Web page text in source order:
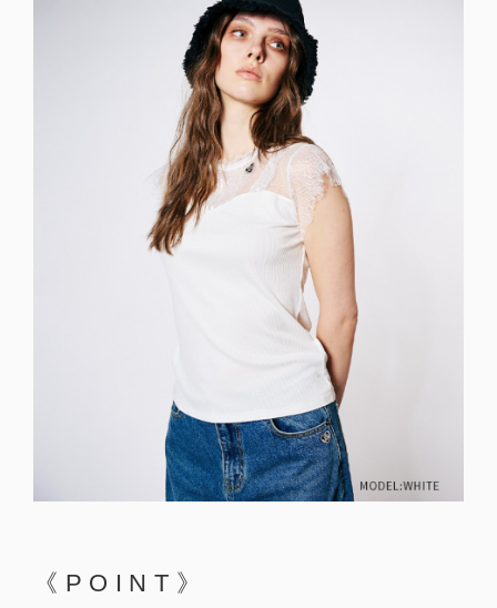
《POINT》